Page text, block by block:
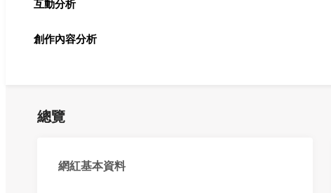
互動分析
創作內容分析
總覽
網紅基本資料